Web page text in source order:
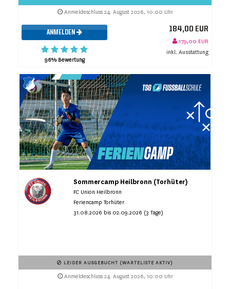
Anmeldeschluss 24. August 2026, 10:00 Uhr
ANMELDEN
96% Bewertung
184,00 EUR
179,00 EUR
inkl. Ausstattung
Sommercamp Heilbronn (Torhüter)
FC Union Heilbronn
Feriencamp Torhüter
31.08.2026 bis 02.09.2026 (3 Tage)
LEIDER AUSGEBUCHT (WARTELISTE AKTIV)
Anmeldeschluss 24. August 2026, 10:00 Uhr